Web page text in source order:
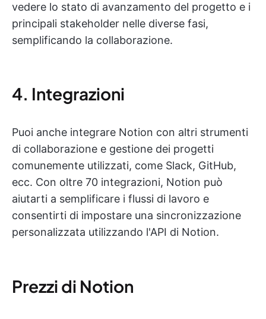
vedere lo stato di avanzamento del progetto e i
principali stakeholder nelle diverse fasi,
semplificando la collaborazione.
4. Integrazioni
Puoi anche integrare Notion con altri strumenti
di collaborazione e gestione dei progetti
comunemente utilizzati, come Slack, GitHub,
ecc. Con oltre 70 integrazioni, Notion può
aiutarti a semplificare i flussi di lavoro e
consentirti di impostare una sincronizzazione
personalizzata utilizzando l'API di Notion.
Prezzi di Notion